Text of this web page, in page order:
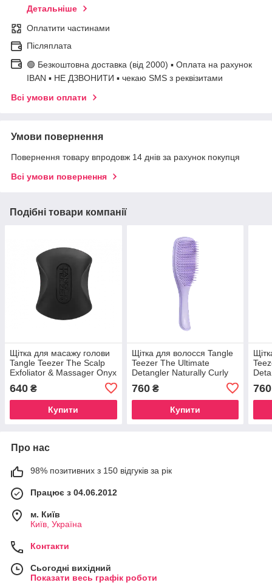
Детальніше
Оплатити частинами
Післяплата
🟢 Безкоштовна доставка (від 2000) ▪ Оплата на рахунок
IBAN ▪ НЕ ДЗВОНИТИ ▪ чекаю SMS з реквізитами
Всі умови оплати
Умови повернення
Повернення товару впродовж 14 днів за рахунок покупця
Всі умови повернення
Подібні товари компанії
Щітка для масажу голови
Tangle Teezer The Scalp
Exfoliator & Massager Onyx
640 ₴
Купити
Щітка для волосся Tangle
Teezer The Ultimate
Detangler Naturally Curly
760₴
Купити
760
Про нас
98% позитивних з 150 відгуків за рік
Працює з 04.06.2012
м. Київ
Київ, Україна
Контакти
Сьогодні вихідний
Показати весь графік роботи